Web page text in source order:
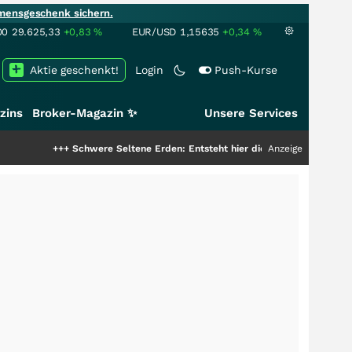
sichern.
29.625,33 +0,83% EUR/USD 1,15635 +0,34 %
Login Push-Kurse
Aktie geschenkt!
Broker-Magazin ✨ Unsere Services
Schwere Seltene Erden: Entsteht hier die nächste Milliardenstory?
Anzeige